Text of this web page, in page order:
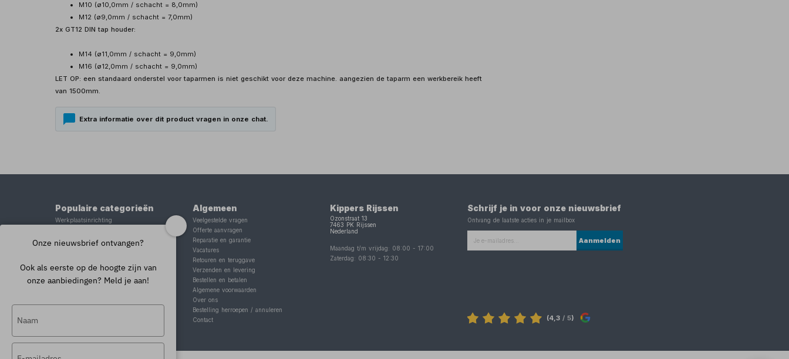
M10 (ø10,0mm / schacht = 8,0mm)
M12 (ø9,0mm / schacht = 7,0mm)
2x GT12 DIN tap houder:
M14 (ø11,0mm / schacht = 9,0mm)
M16 (ø12,0mm / schacht = 9,0mm)
LET OP: een standaard onderstel voor taparmen is niet geschikt voor deze machine. aangezien de taparm een werkbereik heeft
van 1500mm.
Extra informatie over dit product vragen in onze chat.
Populaire categorieën
Werkplaatsinrichting
Tig lasapparaat
Motorlift
Schaarlift
Algemeen
Veelgestelde vragen
Offerte aanvragen
Reparatie en garantie
Vacatures
Retouren en teruggave
Verzenden en levering
Bestellen en betalen
Algemene voorwaarden
Over ons
Bestelling herroepen / annuleren
Contact
Kippers Rijssen
Ozonstraat 13
7463 PK
Rijssen
Nederland
Maandag t/m vrijdag: 08:00 -17:00
Zaterdag: 08:30 -12:30
Schrijf je in voor onze nieuwsbrief
Ontvang de laatste acties in je mailbox
Aanmelden
(4,3 / 5)
Onze nieuwsbrief ontvangen?
Ook als eerste op de hoogte zijn van
onze aanbiedingen? Meld je aan!
naam